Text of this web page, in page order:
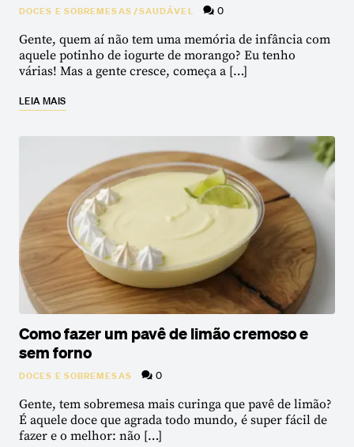
DOCES E SOBREMESAS/SAUDÁVEL 0
Gente, quem aí não tem uma memória de infância com
aquele potinho de iogurte de morango? Eu tenho
várias! Mas a gente cresce, começa a […]
LEIA MAIS
Como fazer um pavê de limão cremoso e
sem forno
DOCES E SOBREMESAS 0
Gente, tem sobremesa mais curinga que pavê de limão?
É aquele doce que agrada todo mundo, é super fácil de
fazer e o melhor: não […]